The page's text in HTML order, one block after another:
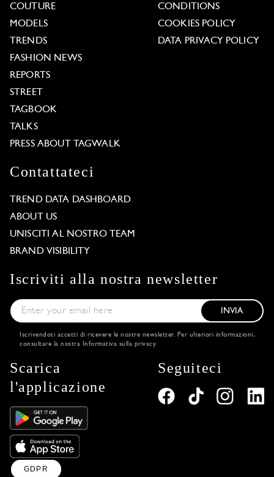
COUTURE
MODELS
TRENDS
FASHION NEWS
REPORTS
STREET
TAGBOOK
TALKS
PRESS ABOUT TAGWALK
CONDITIONS
COOKIES POLICY
DATA PRIVACY POLICY
Contattateci
TREND DATA DASHBOARD
ABOUT US
UNISCITI AL NOSTRO TEAM
BRAND VISIBILITY
Iscriviti alla nostra newsletter
INVIA
Iscrivendoti accetti di ricevere le nostre newsletter. Per ulteriori informazioni,
consultare la nostra Informativa sulla privacy.
Scarica
l'applicazione
Seguiteci
GDPR